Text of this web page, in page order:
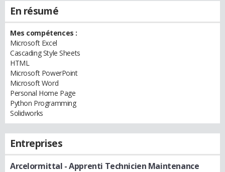
En résumé
Mes compétences :
Microsoft Excel
Cascading Style Sheets
HTML
Microsoft PowerPoint
Microsoft Word
Personal Home Page
Python Programming
Solidworks
Entreprises
Arcelormittal - Apprenti Technicien Maintenance